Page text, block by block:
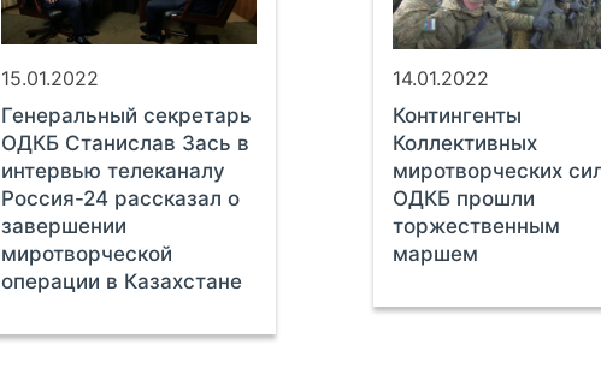
15.01.2022
Генеральный секретарь
ОДКБ Станислав Зась в
интервью телеканалу
Россия-24 рассказал о
завершении
миротворческой
операции в Казахстане
14.01.2022
Контингенты
Коллективных
миротворческих
ОДКБ прошли
торжественным
маршем